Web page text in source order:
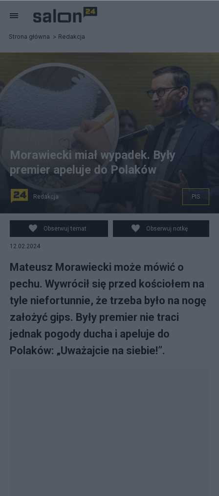
Strona główna Redakcja
Mateusz Morawiecki w gipsie. Fot. PAP/Wojtek Jargiło /
Facebook / Mateusz Morawiecki / Canva
Morawiecki miał wypadek. Były
premier apeluje do Polaków
Redakcja PIS
Obserwuj temat Obserwuj notkę
12.02.2024
Mateusz Morawiecki może mówić o
pechu. Wywrócił się przed kościołem na
tyle niefortunnie, że trzeba było na nogę
założyć gips. Były premier nie traci
jednak pogody ducha i apeluje do
Polaków: „Uważajcie na siebie!”.